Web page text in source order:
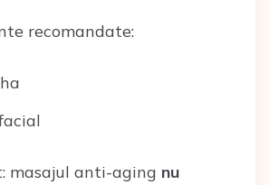
recomandate:
masajul anti-aging nu